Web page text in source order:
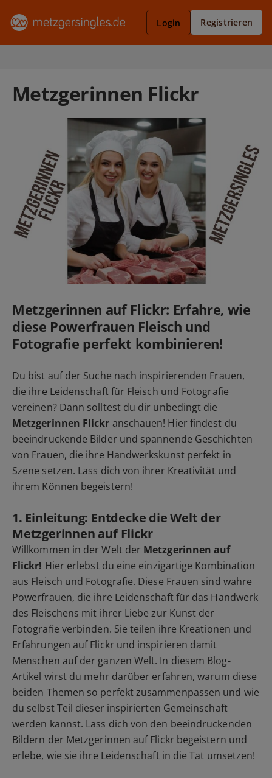
Login Registrieren
Metzgerinnen Flickr
Metzgerinnen auf Flickr: Erfahre, wie
diese Powerfrauen Fleisch und
Fotografie perfekt kombinieren!
Du bist auf der Suche nach inspirierenden Frauen,
die ihre Leidenschaft für Fleisch und Fotografie
vereinen? Dann solltest du dir unbedingt die
Metzgerinnen Flickr anschauen! Hier findest du
beeindruckende Bilder und spannende Geschichten
von Frauen, die ihre Handwerkskunst perfekt in
Szene setzen. Lass dich von ihrer Kreativität und
ihrem Können begeistern!
1. Einleitung: Entdecke die Welt der
Metzgerinnen auf Flickr
Willkommen in der Welt der Metzgerinnen auf
Flickr! Hier erlebst du eine einzigartige Kombination
aus Fleisch und Fotografie. Diese Frauen sind wahre
Powerfrauen, die ihre Leidenschaft für das Handwerk
des Fleischens mit ihrer Liebe zur Kunst der
Fotografie verbinden. Sie teilen ihre Kreationen und
Erfahrungen auf Flickr und inspirieren damit
Menschen auf der ganzen Welt. In diesem Blog-
Artikel wirst du mehr darüber erfahren, warum diese
beiden Themen so perfekt zusammenpassen und wie
du selbst Teil dieser inspirierten Gemeinschaft
werden kannst. Lass dich von den beeindruckenden
Bildern der Metzgerinnen auf Flickr begeistern und
erlebe, wie sie ihre Leidenschaft in die Tat umsetzen!